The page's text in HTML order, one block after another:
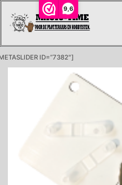
9,6
naar
ID=”7382″]